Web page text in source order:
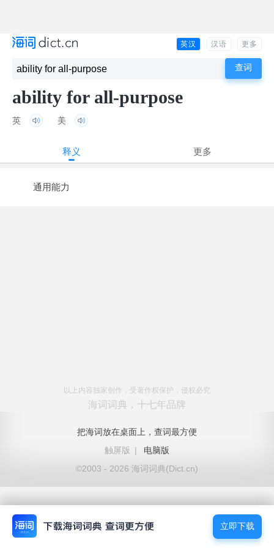
英汉 汉语 更多
ability for all-purpose
英 美
释义 更多
通用能力
以上内容独家创作，受著作权保护，侵权必究
海词词典，十七年品牌
把海词放在桌面上，查词最方便
触屏版
|
电脑版
©2003 - 2026 海词词典(Dict.cn)
立即下载
立即下载